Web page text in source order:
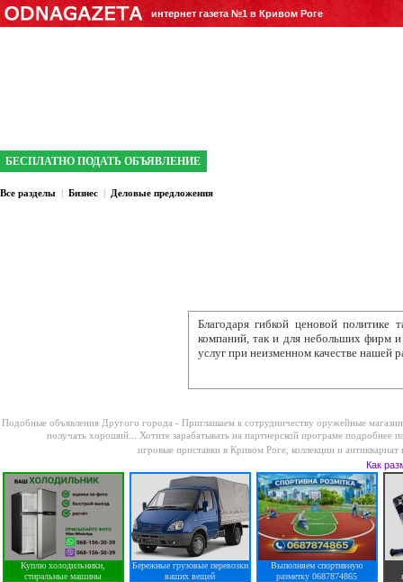
интернет газета №1 в Кривом Роге
БЕСПЛАТНО ПОДАТЬ ОБЪЯВЛЕНИЕ
Все разделы | Бизнес | Деловые предложения
Благодаря гибкой ценовой политике
компаний, так и для небольших фирм
услуг при неизменном качестве
Подобные объявления Другого города - Приглашаем к сотрудничеству оружейные
получать хороший... Хотите зарабатывать на партнерской програме подробнее
игровые приставки в Кривом Роге ,коллекции и
Как
Куплю холодильники,
стиральные машины
Бережные грузовые перевозки
ваших вещей
Выполняем спортивную
разметку 0687874865